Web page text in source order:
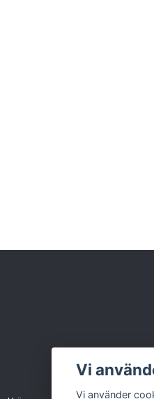
Vi
Vi använder